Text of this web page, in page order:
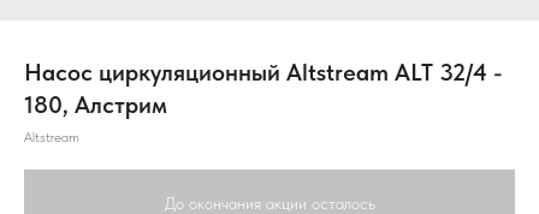
Насос циркуляционный Altstream ALT 32/4 -
180, Алстрим
Altstream
До окончания акции осталось